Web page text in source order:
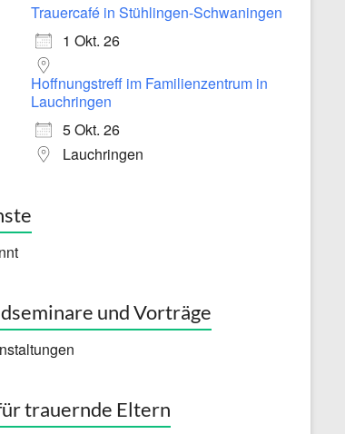
Trauercafé in Stühlingen-Schwaningen
1 Okt. 26
Hoffnungstreff im Familienzentrum in
Lauchringen
5 Okt. 26
Lauchringen
und Vorträge
trauernde Eltern